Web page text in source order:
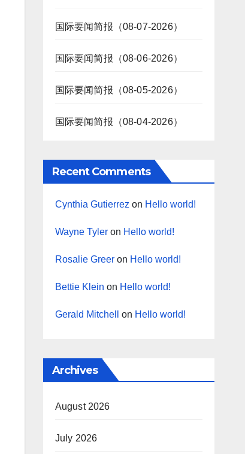
国际要闻简报（08-07-2026）
国际要闻简报（08-06-2026）
国际要闻简报（08-05-2026）
国际要闻简报（08-04-2026）
Recent Comments
Cynthia Gutierrez on Hello world!
Wayne Tyleron Hello world!
Rosalie Greeron Hello world!
Bettie Klein on Hello world!
Gerald Mitchell on Hello world!
Archives
August 2026
July 2026